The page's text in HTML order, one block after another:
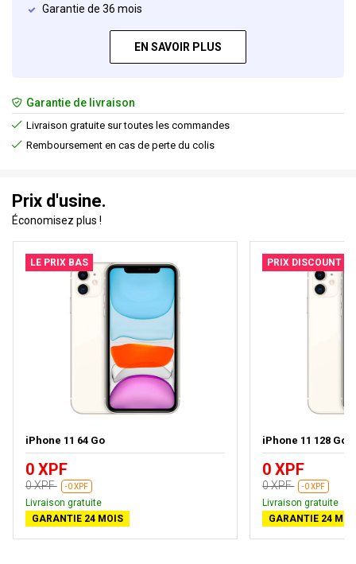
Garantie de 36 mois
EN SAVOIR PLUS
Garantie de livraison
Livraison gratuite sur toutes les commandes
Remboursement en cas de perte du colis
Prix d'usine.
Économisez plus !
LE PRIX BAS
iPhone 11 64 Go
0 XPF
0 XPF -0 XPF
Livraison gratuite
GARANTIE 24 MOIS
PRIX DISCOUNT
iPhone 11 128 Go
0 XPF
0 XPF -0 XPF
Livraison gratuite
GARANTIE 24